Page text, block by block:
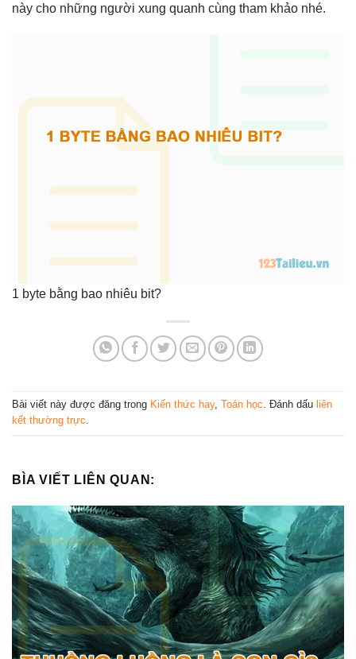
này cho những người xung quanh cùng tham khảo nhé.
1 byte bằng bao nhiêu bit?
Bài viết này được đăng trong Kiến thức hay, Toán học. Đánh dấu liên
kết thường trực.
BÌA VIẾT LIÊN QUAN: